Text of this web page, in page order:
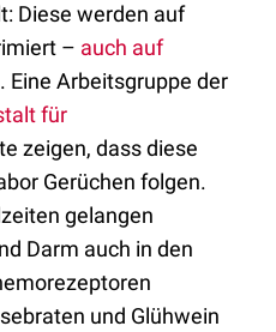
Diese werden auf
– auch auf
. Eine Arbeitsgruppe der
für
zeigen, dass diese
Gerüchen folgen.
gelangen
Darm auch in den
und Glühwein